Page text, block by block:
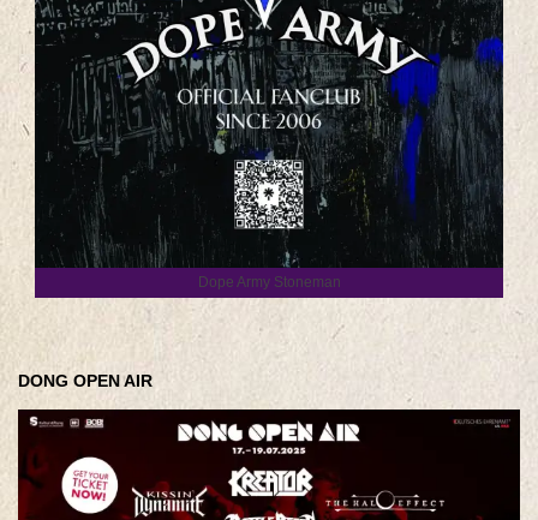
Dope Army Stoneman
DONG OPEN AIR